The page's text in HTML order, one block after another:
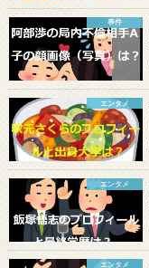
事件
エンタメ
エンタメ
エンタメ